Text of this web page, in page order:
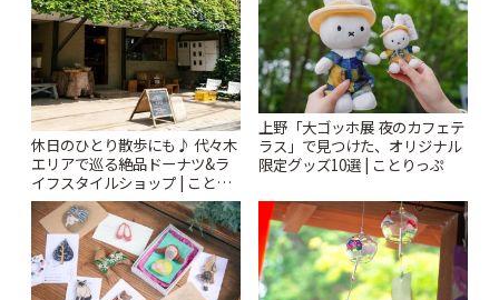
休日のひとり散歩にも♪ 代々木
エリアで巡る絶品ドーナツ&ラ
イフスタイルショップ | ことり
っぷ
上野「大ゴッホ展 夜のカフェテ
ラス」で見つけた、オリジナル
限定グッズ10選 | ことりっぷ